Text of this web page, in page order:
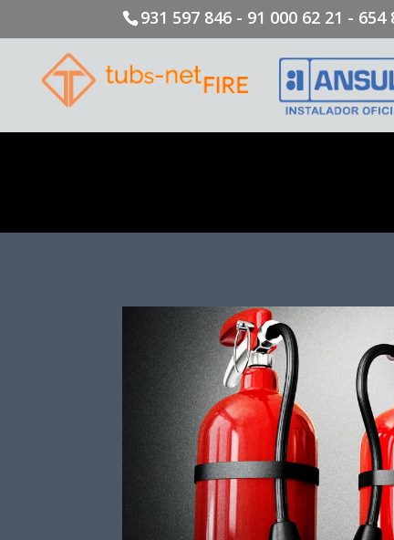
931 597 846 - 91 000 62 21 - 654